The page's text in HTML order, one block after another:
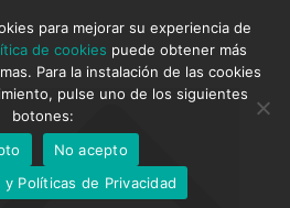
para mejorar su experiencia de
de cookies puede obtener más
Para la instalación de las cookies
pulse uno de los siguientes
botones:
No acepto
y Políticas de Privacidad